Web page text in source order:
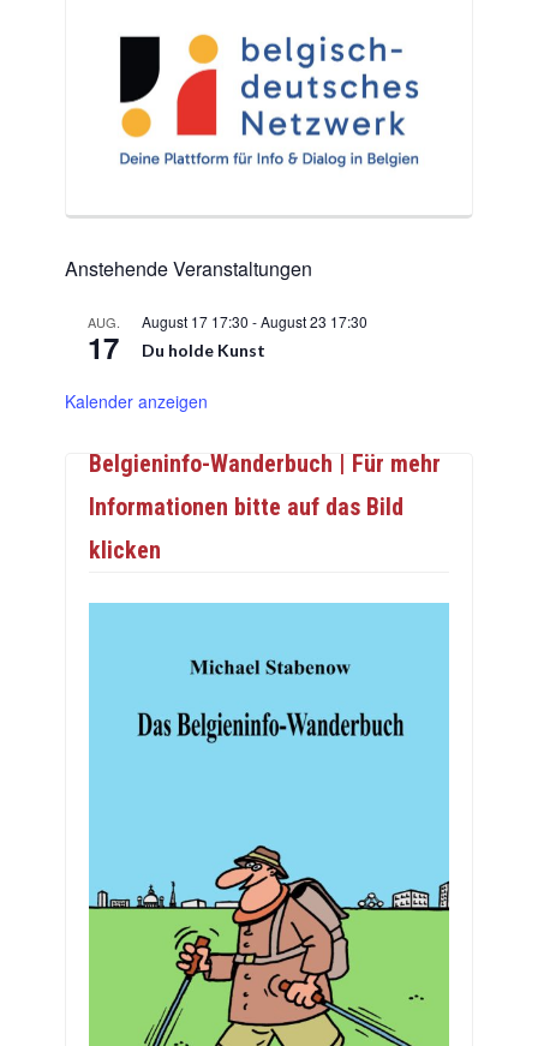
Anstehende Veranstaltungen
AUG.
17
August 17 17:30 -August 23 17:30
Du holde Kunst
Kalender anzeigen
Belgieninfo-Wanderbuch | Für mehr
Informationen bitte auf das Bild
klicken